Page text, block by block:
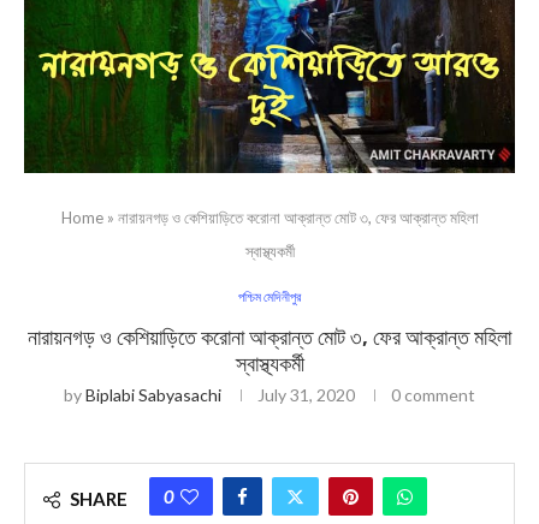
Home» নারায়নগড় ও কেশিয়াড়িতে করোনা আক্রান্ত মোট ৩, ফের আক্রান্ত মহিলা
স্বাস্থ্যকর্মী
পশ্চিম মেদিনীপুর
নারায়নগড় ও কেশিয়াড়িতে করোনা আক্রান্ত মোট ৩, ফের আক্রান্ত মহিলা
স্বাস্থ্যকর্মী
byBiplabi Sabyasachi July 31, 2020 0 comment
SHARE 0